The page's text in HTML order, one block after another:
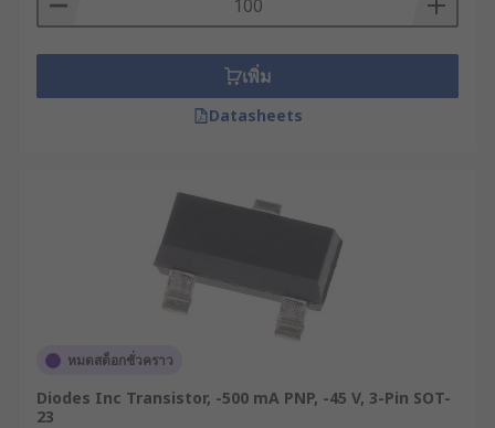
วงจรดิจิทัลโดยเฉพาะ
UJT (Unijunction Transistor) : มีโครงสร้าง
พิเศษที่ใช้ในวงจรกำเนิดสัญญาณ
ทรานซิสเตอร์ 3 ขา ทั้ง NPN และ PNP จะประกอบไป
อุตสาหกรรมและตัวอย่างการ
ประยุกต์ใช้ทรานซิสเตอร์
ทรานซิสเตอร์ เป็นอุปกรณ์ไฟฟ้าที่นำไปประยุกต์ใช้
อย่างกว้างขวางในหลากหลายอุตสาหกรรม โดย
ต่อไปนี้
เพิ่ม
Datasheets
หมดสต็อกชั่วคราว
Diodes Inc Transistor, -500 mA PNP, -45 V, 3-Pin SOT-
23